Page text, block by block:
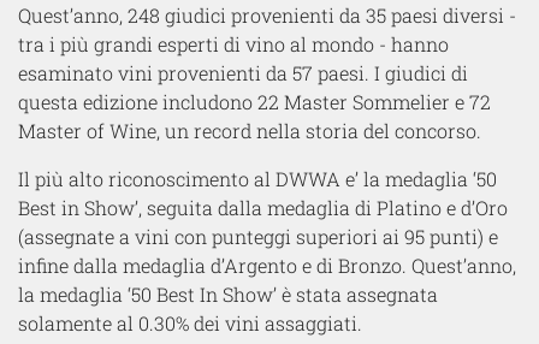
Quest’anno, 248 giudici provenienti da 35 paesi diversi -
tra i più grandi esperti di vino al mondo - hanno
esaminato vini provenienti da 57 paesi. I giudici di
questa edizione includono 22 Master Sommelier e 72
Master of Wine, un record nella storia del concorso.
Il più alto riconoscimento al DWWA e’ la medaglia ‘50
Best in Show’, seguita dalla medaglia di Platino e d’Oro
(assegnate a vini con punteggi superiori ai 95 punti) e
infine dalla medaglia d’Argento e di Bronzo. Quest’anno,
la medaglia ‘50 Best In Show’ è stata assegnata
solamente al 0.30% dei vini assaggiati.